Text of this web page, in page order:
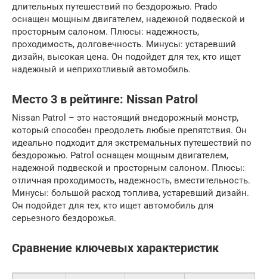
длительных путешествий по бездорожью. Prado
оснащен мощным двигателем, надежной подвеской и
просторным салоном. Плюсы: надежность,
проходимость, долговечность. Минусы: устаревший
дизайн, высокая цена. Он подойдет для тех, кто ищет
надежный и неприхотливый автомобиль.
Место 3 в рейтинге: Nissan Patrol
Nissan Patrol – это настоящий внедорожный монстр,
который способен преодолеть любые препятствия. Он
идеально подходит для экстремальных путешествий по
бездорожью. Patrol оснащен мощным двигателем,
надежной подвеской и просторным салоном. Плюсы:
отличная проходимость, надежность, вместительность.
Минусы: большой расход топлива, устаревший дизайн.
Он подойдет для тех, кто ищет автомобиль для
серьезного бездорожья.
Сравнение ключевых характеристик